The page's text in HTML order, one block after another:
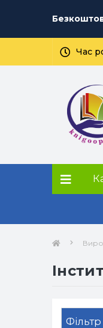
Час
Фільтр